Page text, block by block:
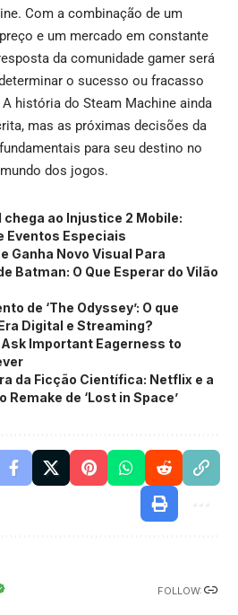
Com a combinação de um
e um mercado em constante
da comunidade gamer será
o sucesso ou fracasso
história do Steam Machine ainda
mas as próximas decisões da
para seu destino no
dos jogos.
chega ao Injustice 2 Mobile:
Eventos Especiais
Ganha Novo Visual Para
Batman: O Que Esperar do Vilão
de ‘The Odyssey’: O que
Digital e Streaming?
Important Eagerness to
da Ficção Científica: Netflix e a
Remake de ‘Lost in Space’
FOLLOW: